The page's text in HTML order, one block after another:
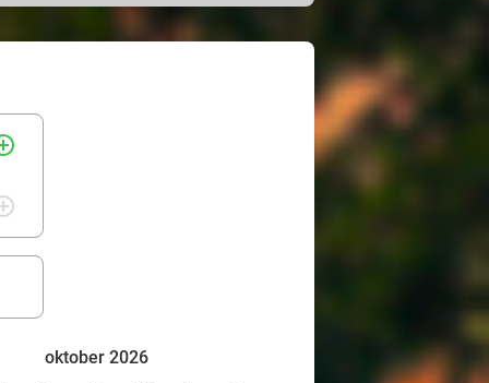
late check-out hoeven jullie je
ligt op loopafstand van het
voor een wandeling of
oktober 2026